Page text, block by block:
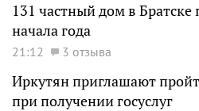
131 частный дом в Братске
начала года
21:12 3 отзыва
Иркутян приглашают
при получении госуслуг